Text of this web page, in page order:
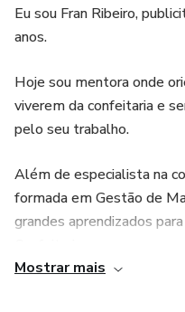
Eu sou Fran Ribeiro,
anos.
Hoje sou mentora onde
viverem da confeitaria e
pelo seu trabalho.
Além de especialista na
formada em Gestão de
grandes aprendizados
Mostrar mais